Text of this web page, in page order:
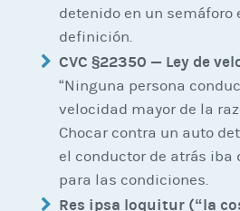
detenido en un semáforo
definición.
CVC §22350 — Ley de
“Ninguna persona
velocidad mayor de la
Chocar contra un auto
el conductor de atrás iba
para las condiciones.
Res ipsa loquitur (“la